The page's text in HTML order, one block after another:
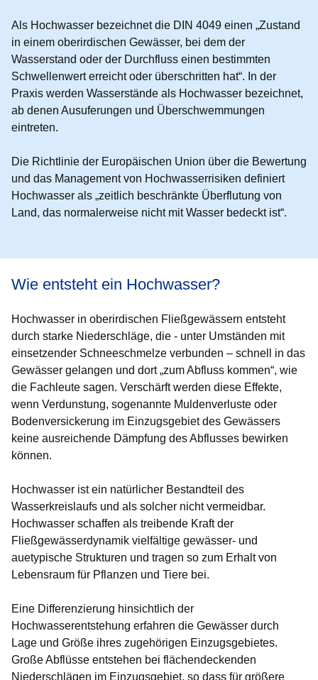
Als Hochwasser bezeichnet die DIN 4049 einen „Zustand
in einem oberirdischen Gewässer, bei dem der
Wasserstand oder der Durchfluss einen bestimmten
Schwellenwert erreicht oder überschritten hat“. In der
Praxis werden Wasserstände als Hochwasser bezeichnet,
ab denen Ausuferungen und Überschwemmungen
eintreten.
Die Richtlinie der Europäischen Union über die Bewertung
und das Management von Hochwasserrisiken definiert
Hochwasser als „zeitlich beschränkte Überflutung von
Land, das normalerweise nicht mit Wasser bedeckt ist“.
Wie entsteht ein Hochwasser?
Hochwasser in oberirdischen Fließgewässern entsteht
durch starke Niederschläge, die - unter Umständen mit
einsetzender Schneeschmelze verbunden – schnell in das
Gewässer gelangen und dort „zum Abfluss kommen“, wie
die Fachleute sagen. Verschärft werden diese Effekte,
wenn Verdunstung, sogenannte Muldenverluste oder
Bodenversickerung im Einzugsgebiet des Gewässers
keine ausreichende Dämpfung des Abflusses bewirken
können.
Hochwasser ist ein natürlicher Bestandteil des
Wasserkreislaufs und als solcher nicht vermeidbar.
Hochwasser schaffen als treibende Kraft der
Fließgewässerdynamik vielfältige gewässer- und
auetypische Strukturen und tragen so zum Erhalt von
Lebensraum für Pflanzen und Tiere bei.
Eine Differenzierung hinsichtlich der
Hochwasserentstehung erfahren die Gewässer durch
Lage und Größe ihres zugehörigen Einzugsgebietes.
Große Abflüsse entstehen bei flächendeckenden
Niederschlägen im Einzugsgebiet, so dass für größere